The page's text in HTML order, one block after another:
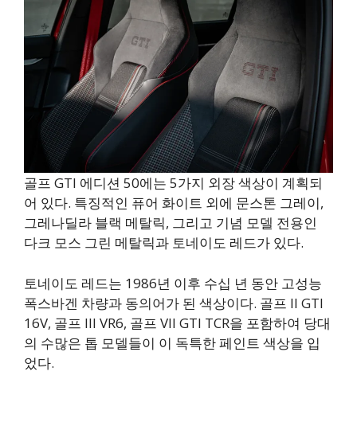
골프 GTI 에디션 50에는 5가지 외장 색상이 계획되
어 있다. 특징적인 퓨어 화이트 외에 문스톤 그레이,
그레나딜라 블랙 메탈릭, 그리고 기념 모델 전용인
다크 모스 그린 메탈릭과 토네이도 레드가 있다.
토네이도 레드는 1986년 이후 수십 년 동안 고성능
폭스바겐 차량과 동의어가 된 색상이다. 골프 II GTI
16V, 골프 III VR6, 골프 VII GTI TCR을 포함하여 당대
의 수많은 톱 모델들이 이 독특한 페인트 색상을 입
었다.